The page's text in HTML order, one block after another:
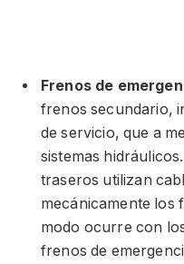
Frenos de
frenos secundario,
de servicio, que a
sistemas
traseros utilizan
mecánicamente los
modo ocurre con
frenos de